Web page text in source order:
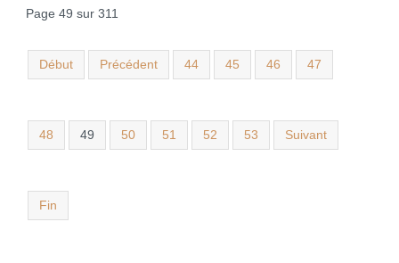
Page 49 sur 311
Début Précédent 44 45 46 47
48 49 50 51 52 53 Suivant
Fin